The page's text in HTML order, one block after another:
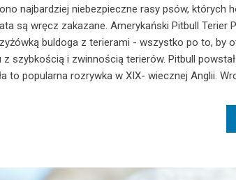
najbardziej niebezpieczne rasy psów, których
są wręcz zakazane. Amerykański Pitbull Terier
buldoga z terierami - wszystko po to, by
szybkością i zwinnością terierów. Pitbull
to popularna rozrywka w XIX- wiecznej Anglii.